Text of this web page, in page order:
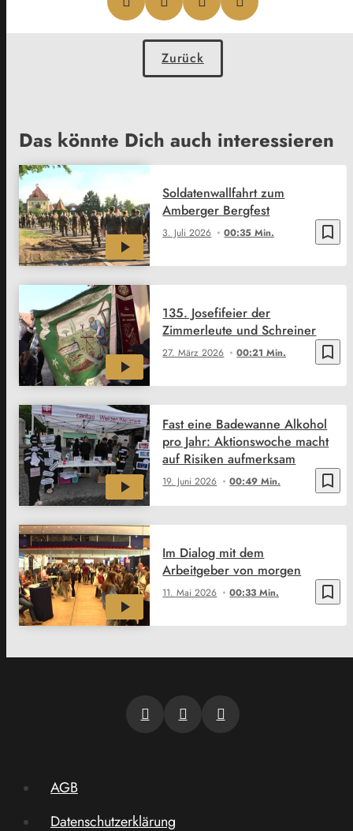
Zurück
Das könnte Dich auch interessieren
bookmark_border
3. Juli 2026 00:35 Min.
Soldatenwallfahrt zum
Amberger Bergfest
bookmark_border
27. März 2026 00:21 Min.
135. Josefifeier der
Zimmerleute und Schreiner
bookmark_border
19. Juni 2026 00:49 Min.
Fast eine Badewanne Alkohol
pro Jahr: Aktionswoche macht
auf Risiken aufmerksam
bookmark_border
11. Mai 2026 00:33 Min.
Im Dialog mit dem
Arbeitgeber von morgen
AGB
Datenschutzerklärung